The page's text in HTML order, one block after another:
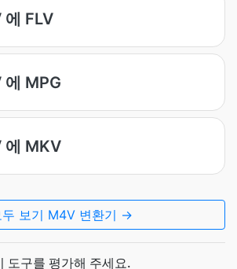
에 FLV
에 MPG
에 MKV
두 보기 M4V 변환기 →
도구를 평가해 주세요.